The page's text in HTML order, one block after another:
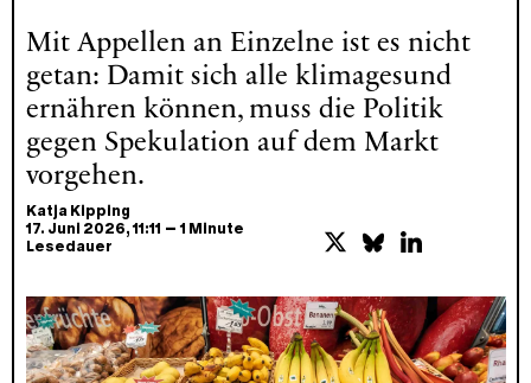
Mit Appellen an Einzelne ist es nicht
getan: Damit sich alle klimagesund
ernähren können, muss die Politik
gegen Spekulation auf dem Markt
vorgehen.
Katja Kipping
17. Juni 2026, 11:11 –1 Minute
Lesedauer